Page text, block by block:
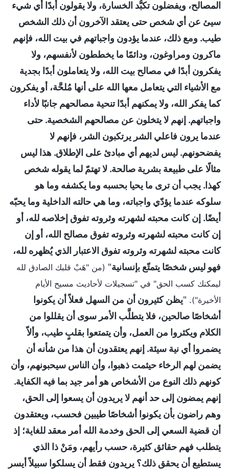
المصالح، ويفضلون تكبُّد الخسارة، ولا يقولون أبدًا أي شيء
سيئ عن أي شخص حتى يعتقد الآخرون أن ذلك الشخص
طيب. ومع ذلك، عندما يؤدون واجباتهم في بيت الله، فإنهم
ماكرون ومراوغون، ودائمًا ما يخططون لأنفسهم، ولا
يفكرون أبدًا في مصالح بيت الله، ولا يتعاملون أبدًا بجدية
مع الأشياء التي يتعامل معها الله على أنها مُلحَّة، أو يفكرون
كما يفكر الله، ولا يمكنهم أبدًا تنحية مصالحهم جانبًا لأداء
واجباتهم. إنهم لا يتخلون عن مصالحهم الشخصية. حتى
عندما يرون فاعلي الشر يرتكبون الشر، فإنهم لا
يفضحونهم. ليس لديهم أي مبادئ على الإطلاق. هذا ليس
مثالًا على طبيعة بشرية صالحة. لا تهتمّ لما يقوله شخص
كهذا. يجب أن ترى ما يحيا بحسبه وما يكشفه وما هو
سلوكه عندما يؤدّي واجباته، وما هي حالته الداخلية وما يحبّه
أيضًا. إن كانت محبته لشهرته وثروته تفوق إخلاصه لله، أو
إن كانت محبته لشهرته وثروته تفوق مصالح الله، أو إن
كانت محبته لشهرته وثروته تفوق الاعتبار الذي يُظهره لله،
فهو ليس شخصًا يتمتّع بإنسانية" (من "هَبْ قلبك الصادق لله
ليمكنك كسب الحق" في "تسجيلات لأحاديث مسيح الأيام
الأخيرة"). "يظن كثيرون أن من السهل فعلاً أن يكونوا
أشخاصًا صالحين، فلا يتطلَّب الأمر سوى أن يقللوا من
الكلام ويكثروا من العمل، وأن يتمتعوا بقلبٍ طيب، وألاّ
يضمروا أي نية سيئة. إنهم يعتقدون أن هذا من شأنه أن
يضمن لهم الرخاء حيثمت ذهبوا، وأن الناس سيحبونهم، وأن
كونهم ذلك النوع من الأشخاص هو أمر جيد بما فيه الكفاية.
إنهم يمضون إلى حد أنهم لا يريدون أن يسعوا إلى الحق،
وهم راضون بأن يكونوا أشخاصًا طيبين فحسب، ويعتقدون
أن قضية السعي إلى الحق وخدمة الله أمر معقد للغاية؛ إذ
يتطلب فهم حقائق كثيرة، حسب رأيهم، ومَنْ ذا الذي
يستطيع أن يحقق ذلك؟ يريدون فقط أن يسلكوا سبيلاً أيسر